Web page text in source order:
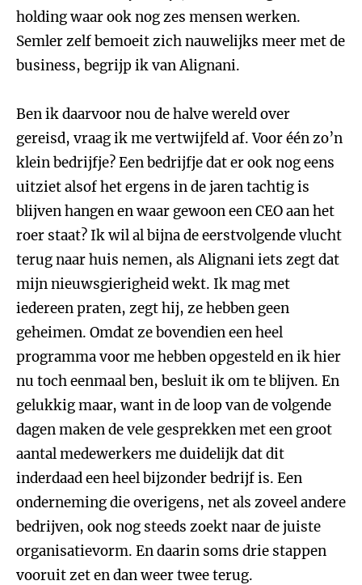
holding waar ook nog zes mensen werken.
Semler zelf bemoeit zich nauwelijks meer met de
business, begrijp ik van Alignani.
Ben ik daarvoor nou de halve wereld over
gereisd, vraag ik me vertwijfeld af. Voor één zo’n
klein bedrijfje? Een bedrijfje dat er ook nog eens
uitziet alsof het ergens in de jaren tachtig is
blijven hangen en waar gewoon een CEO aan het
roer staat? Ik wil al bijna de eerstvolgende vlucht
terug naar huis nemen, als Alignani iets zegt dat
mijn nieuwsgierigheid wekt. Ik mag met
iedereen praten, zegt hij, ze hebben geen
geheimen. Omdat ze bovendien een heel
programma voor me hebben opgesteld en ik hier
nu toch eenmaal ben, besluit ik om te blijven. En
gelukkig maar, want in de loop van de volgende
dagen maken de vele gesprekken met een groot
aantal medewerkers me duidelijk dat dit
inderdaad een heel bijzonder bedrijf is. Een
onderneming die overigens, net als zoveel andere
bedrijven, ook nog steeds zoekt naar de juiste
organisatievorm. En daarin soms drie stappen
vooruit zet en dan weer twee terug.